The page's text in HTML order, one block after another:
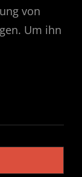
von
Um ihn